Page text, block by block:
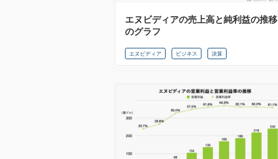
エヌビディアの売上高と純利益の推移
のグラフ
エヌビディア ビジネス 決算